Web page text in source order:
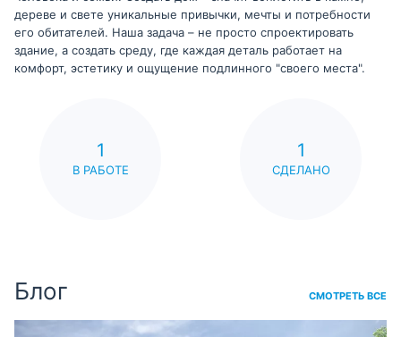
дереве и свете уникальные привычки, мечты и потребности
его обитателей. Наша задача – не просто спроектировать
здание, а создать среду, где каждая деталь работает на
комфорт, эстетику и ощущение подлинного "своего места".
1
В РАБОТЕ
1
СДЕЛАНО
Блог СМОТРЕТЬ ВСЕ